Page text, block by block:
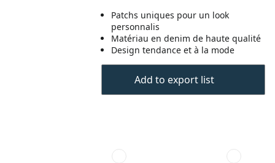
Patchs uniques pour un look
personnalis
Matériau en denim de haute qualité
Design tendance et à la mode
Add to export list